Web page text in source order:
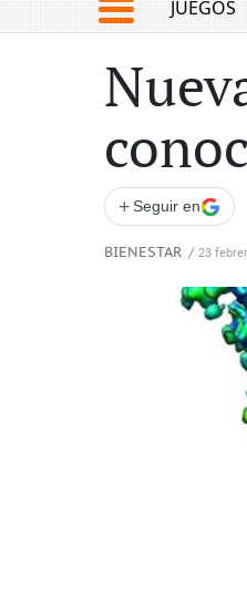
JUEGOS
+ Seguir en
BIENESTAR / 23